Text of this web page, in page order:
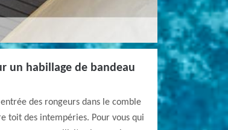
un habillage de bandeau
des rongeurs dans le comble
toit des intempéries. Pour vous qui